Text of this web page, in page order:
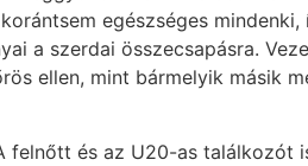
egészséges
a szerdai összecsapásra.
ellen, mint bármelyik másik
felnőtt és az U20-as